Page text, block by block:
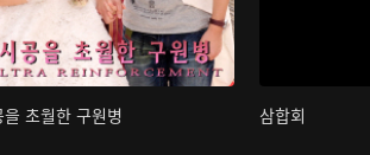
을 초월한 구원병 삼합회